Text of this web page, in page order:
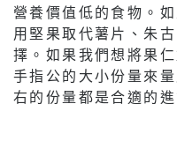
營養價值低的食物。
用堅果取代薯片、朱
擇。如果我們想將果
手指公的大小份量來
右的份量都是合適的進